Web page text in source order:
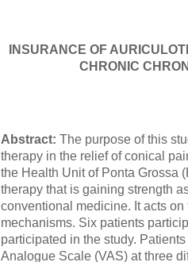
INSURANCE OF
CHRONIC
Abstract: The purpose of this
therapy in the relief of conical
the Health Unit of Ponta Grossa
therapy that is gaining strength
conventional medicine. It acts
mechanisms. Six patients
participated in the study.
Analogue Scale (VAS) at three